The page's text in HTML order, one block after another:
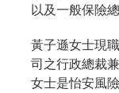
以及一般保險
黃子遜女士現
司之行政總裁
女士是怡安風